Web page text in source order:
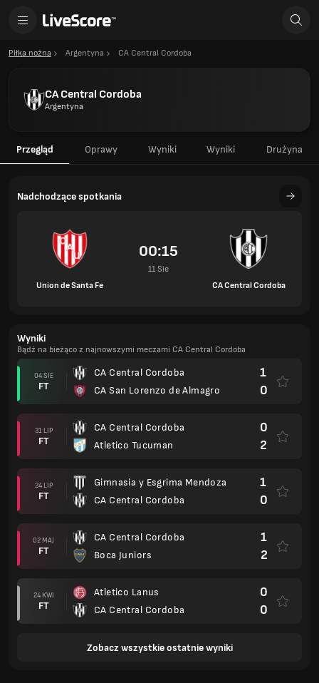
Piłka nożna Argentyna CA Central Cordoba
CA Central Cordoba
Argentyna
Przegląd Oprawy Wyniki Wyniki Drużyna
Nadchodzące spotkania
Union de Santa Fe
00:15
11 Sie
CA Central Cordoba
Wyniki
Bądź na bieżąco z najnowszymi meczami CA Central Cordoba
04 SIE
FT
CA Central Cordoba
CA San Lorenzo de Almagro
1
0
31 LIP
FT
CA Central Cordoba
Atletico Tucuman
0
2
24 LIP
FT
Gimnasia y Esgrima Mendoza
CA Central Cordoba
1
0
02 MAJ
FT
CA Central Cordoba
Boca Juniors
1
2
24 KWI
FT
Atletico Lanus
CA Central Cordoba
0
0
Zobacz wszystkie ostatnie wyniki